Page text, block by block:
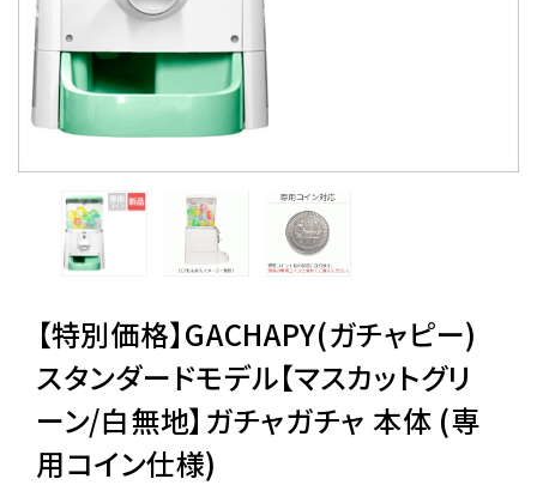
レンタル
景品・玩具・文具
販促用カプセルトイ
よくあるご質問
ご利用ガイド
06-6282-7659
【特別価格】GACHAPY(ガチャピー)
スタンダードモデル【マスカットグリ
ーン/白無地】ガチャガチャ 本体 (専
用コイン仕様)